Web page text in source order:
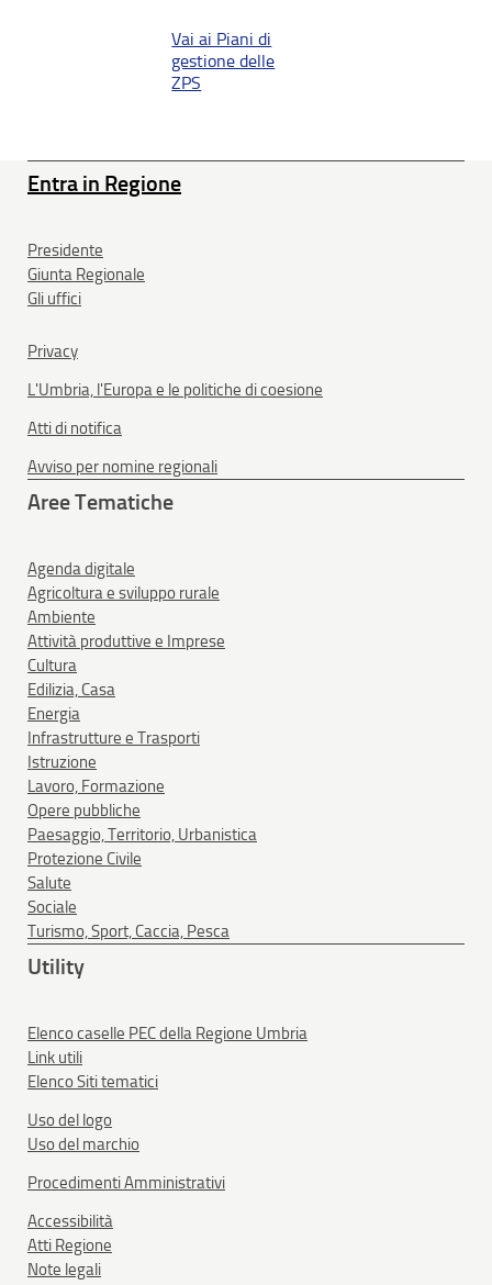
Vai ai Piani di
gestione delle
ZPS
Entra in Regione
Presidente
Giunta Regionale
Gli uffici
Privacy
L'Umbria, l'Europa e le politiche di coesione
Atti di notifica
Avviso per nomine regionali
Aree Tematiche
Agenda digitale
Agricoltura e sviluppo rurale
Ambiente
Attività produttive e Imprese
Cultura
Edilizia, Casa
Energia
Infrastrutture e Trasporti
Istruzione
Lavoro, Formazione
Opere pubbliche
Paesaggio, Territorio, Urbanistica
Protezione Civile
Salute
Sociale
Turismo, Sport, Caccia, Pesca
Utility
Elenco caselle PEC della Regione Umbria
Link utili
Elenco Siti tematici
Uso del logo
Uso del marchio
Procedimenti Amministrativi
Accessibilità
Atti Regione
Note legali